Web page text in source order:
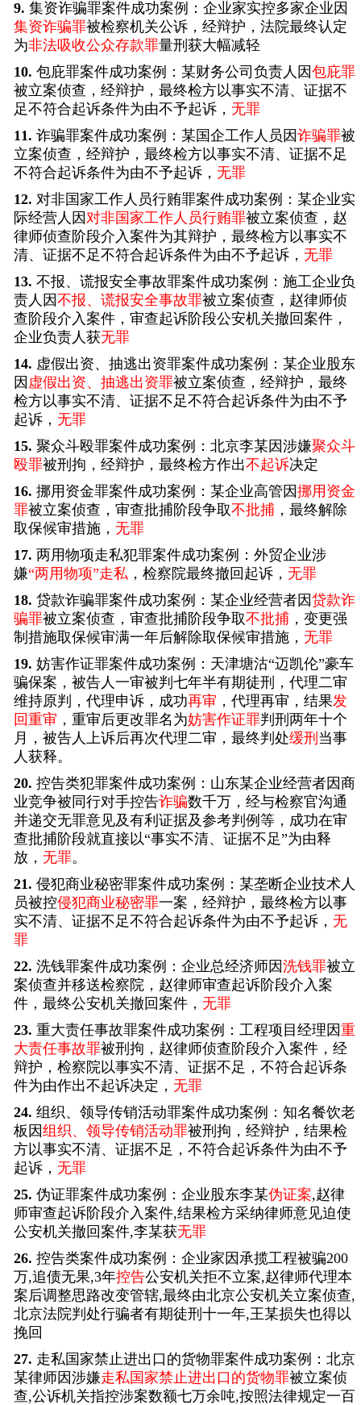
9. 集资诈骗罪案件成功案例：企业家实控多家企业因
集资诈骗罪被检察机关公诉，经辩护，法院最终认定
为非法吸收公众存款罪量刑获大幅减轻
10. 包庇罪案件成功案例：某财务公司负责人因包庇罪
被立案侦查，经辩护，最终检方以事实不清、证据不
足不符合起诉条件为由不予起诉， 无罪
11. 诈骗罪案件成功案例：某国企工作人员因诈骗罪被
立案侦查，经辩护，最终检方以事实不清、证据不足
不符合起诉条件为由不予起诉， 无罪
12. 对非国家工作人员行贿罪案件成功案例：某企业实
际经营人因 对非国家工作人员行贿罪被立案侦查，赵
律师侦查阶段介入案件为其辩护，最终检方以事实不
清、证据不足不符合起诉条件为由不予起诉， 无罪
13. 不报、谎报安全事故罪案件成功案例：施工企业负
责人因不报、谎报安全事故罪被立案侦查，赵律师侦
查阶段介入案件，审查起诉阶段公安机关撤回案件，
企业负责人获无罪
14. 虚假出资、抽逃出资罪案件成功案例：某企业股东
因 虚假出资、抽逃出资罪被立案侦查，经辩护，最终
检方以事实不清、证据不足不符合起诉条件为由不予
起诉， 无罪
15. 聚众斗殴罪案件成功案例：北京李某因涉嫌聚众斗
殴罪被刑拘，经辩护，最终检方作出不起诉决定
16. 挪用资金罪案件成功案例：某企业高管因挪用资金
罪被立案侦查，审查批捕阶段争取不批捕 ，最终解除
取保候审措施， 无罪
17. 两用物项走私犯罪案件成功案例：外贸企业涉
嫌“两用物项”走私 ，检察院最终撤回起诉， 无罪
18. 贷款诈骗罪案件成功案例：某企业经营者因贷款诈
骗罪被立案侦查，审查批捕阶段争取不批捕 ，变更强
制措施取保候审满一年后解除取保候审措施， 无罪
19. 妨害作证罪案件成功案例：天津塘沽“迈凯伦”豪车
骗保案，被告人一审被判七年半有期徒刑，代理二审
维持原判，代理申诉，成功再审 ，代理再审，结果发
回重审 ，重审后更改罪名为妨害作证罪判刑两年十个
月，被告人上诉后再次代理二审，最终判处缓刑 当事
人获释。
20. 控告类犯罪案件成功案例：山东某企业经营者因商
业竞争被同行对手控告诈骗数千万，经与检察官沟通
并递交无罪意见及有利证据及参考判例等，成功在审
查批捕阶段就直接以“事实不清、证据不足”为由释
放， 无罪。
21. 侵犯商业秘密罪案件成功案例：某垄断企业技术人
员被控侵犯商业秘密罪一案，经辩护，最终检方以事
实不清、证据不足不符合起诉条件为由不予起诉， 无
罪
22. 洗钱罪案件成功案例：企业总经济师因洗钱罪被立
案侦查并移送检察院，赵律师审查起诉阶段介入案
件，最终公安机关撤回案件， 无罪
23. 重大责任事故罪案件成功案例：工程项目经理因重
大责任事故罪被刑拘，赵律师侦查阶段介入案件，经
辩护，检察院以事实不清、证据不足，不符合起诉条
件为由作出不起诉决定， 无罪
24. 组织、领导传销活动罪案件成功案例：知名餐饮老
板因组织、领导传销活动罪被刑拘，经辩护，结果检
方以事实不清、证据不足，不符合起诉条件为由不予
起诉， 无罪
25. 伪证罪案件成功案例：企业股东李某伪证案,赵律
师审查起诉阶段介入案件,结果检方采纳律师意见迫使
公安机关撤回案件,李某获无罪
26. 控告类案件成功案例：企业家因承揽工程被骗200
万,追债无果,3年控告公安机关拒不立案,赵律师代理本
案后调整思路改变管辖,最终由北京公安机关立案侦查,
北京法院判处行骗者有期徒刑十一年,王某损失也得以
挽回
27. 走私国家禁止进出口的货物罪案件成功案例：北京
某律师因涉嫌走私国家禁止进出口的货物罪被立案侦
查,公诉机关指控涉案数额七万余吨,按照法律规定一百